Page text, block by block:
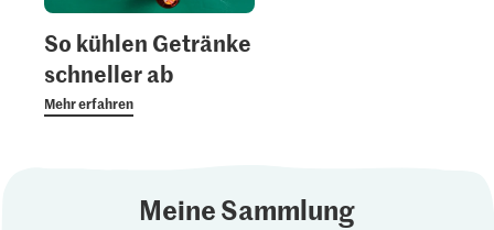
So kühlen Getränke
schneller ab
Mehr erfahren
Meine Sammlung